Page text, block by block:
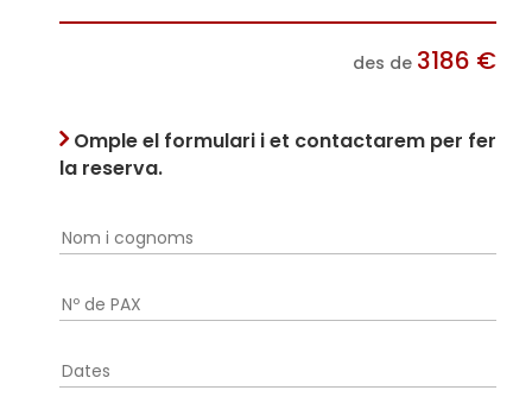
des de 3186 €
Omple el formulari i et contactarem per fer
la reserva.